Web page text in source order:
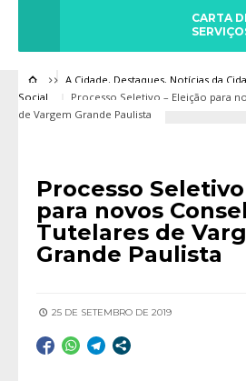
CARTA
A Cidade, Destaques, Notícias da
Social
Processo Seletivo – Eleição para
de Vargem Grande Paulista
Processo
para novos
Tutelares de
Grande Paulista
25 DE SETEMBRO DE 2019